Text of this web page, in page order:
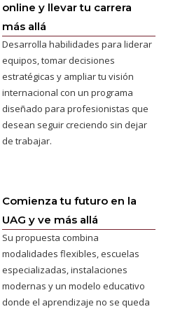
online y llevar tu carrera
más allá
Desarrolla habilidades para liderar
equipos, tomar decisiones
estratégicas y ampliar tu visión
internacional con un programa
diseñado para profesionistas que
desean seguir creciendo sin dejar
de trabajar.
Comienza tu futuro en la
UAG y ve más allá
Su propuesta combina
modalidades flexibles, escuelas
especializadas, instalaciones
modernas y un modelo educativo
donde el aprendizaje no se queda